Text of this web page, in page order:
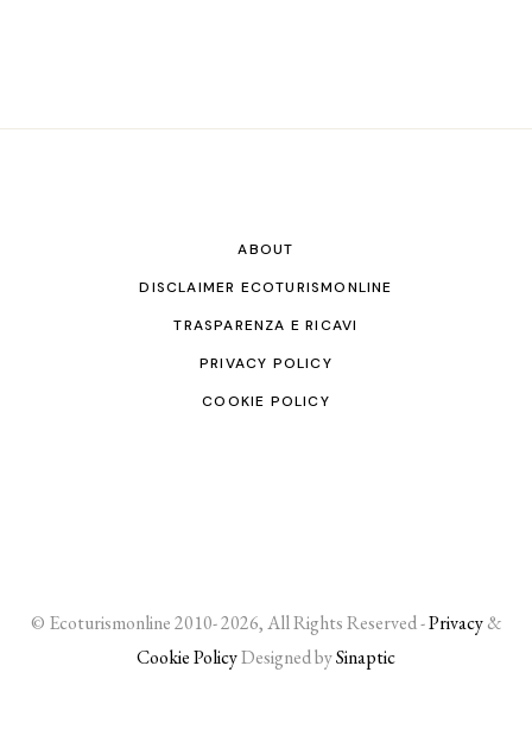
ABOUT
DISCLAIMER ECOTURISMONLINE
TRASPARENZA E RICAVI
PRIVACY POLICY
COOKIE POLICY
© Ecoturismonline 2010- 2026, All Rights Reserved -Privacy&
Cookie PolicyDesigned bySinaptic